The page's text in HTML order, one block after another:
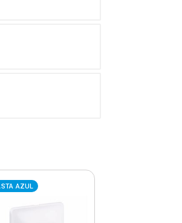
AZUL